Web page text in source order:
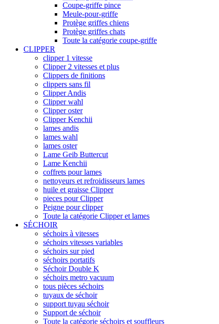
Coupe-griffe pince
Meule-pour-griffe
Protège griffes chiens
Protège griffes chats
Toute la catégorie coupe-griffe
CLIPPER
clipper 1 vitesse
Clipper 2 vitesses et plus
Clippers de finitions
clippers sans fil
Clipper Andis
Clipper wahl
Clipper oster
Clipper Kenchii
lames andis
lames wahl
lames oster
Lame Geib Buttercut
Lame Kenchii
coffrets pour lames
nettoyeurs et refroidisseurs lames
huile et graisse Clipper
pieces pour Clipper
Peigne pour clipper
Toute la catégorie Clipper et lames
SÉCHOIR
séchoirs à vitesses
séchoirs vitesses variables
séchoirs sur pied
séchoirs portatifs
Séchoir Double K
séchoirs metro vacuum
tous pièces séchoirs
tuyaux de séchoir
support tuyau séchoir
Support de séchoir
Toute la catégorie séchoirs et souffleurs